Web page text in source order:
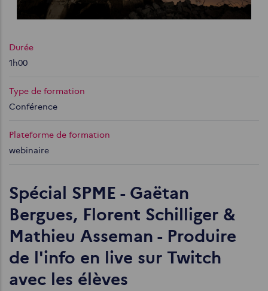
Durée
1h00
Type de formation
Conférence
Plateforme de formation
webinaire
Spécial SPME - Gaëtan
Bergues, Florent Schilliger &
Mathieu Asseman - Produire
de l'info en live sur Twitch
avec les élèves